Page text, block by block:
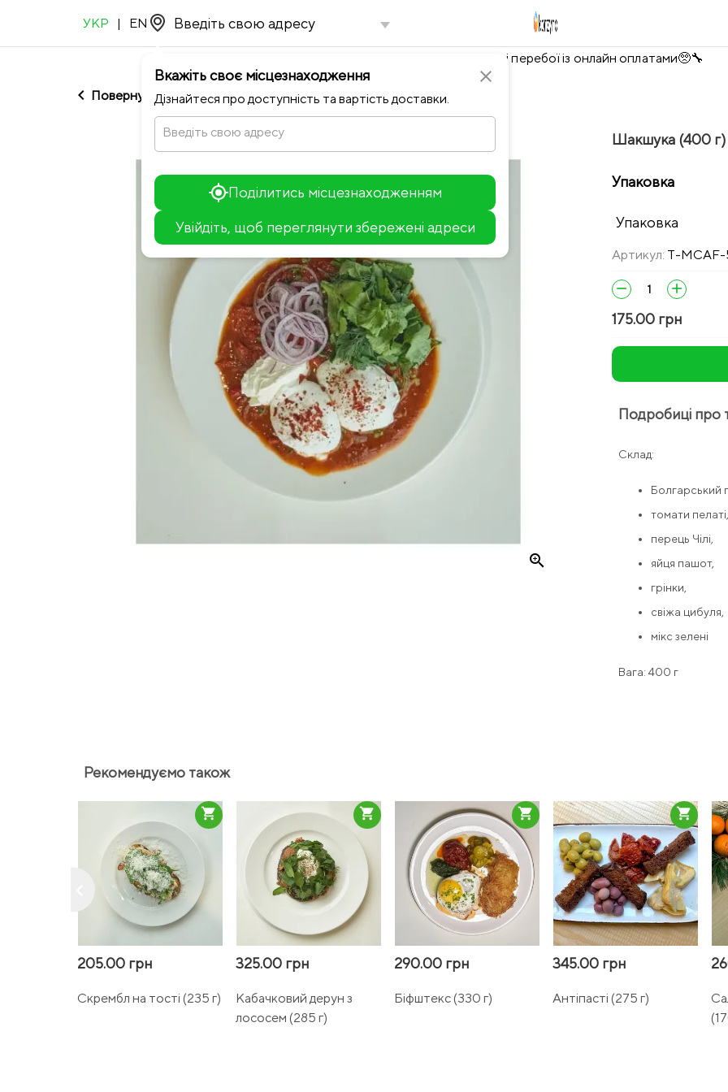
УКР | EN
close
Вкажіть своє місцезнаходження
Дізнайтеся про доступність та вартість доставки.
Введіть свою адресу
Поділитись місцезнаходженням
Увійдіть, щоб переглянути збережені адреси
−
Тимчасово можливі перебої із онлайн оплатами🥺🔧
chevron_left Повернутися до Міське Кафе 0352
zoom_in
Шакшука (400
Упаковка
Упаковка
Артикул: T-MCAF-
remove add
175.00 грн
Подробиці про
Склад:
Болгарський
томати пелаті,
перець Чілі,
яйця пашот,
грінки,
свіжа цибуля,
мікс зелені
Вага: 400 г
Рекомендуємо також
205.00 грн
Скрембл на тості (235 г)
shopping_cart
325.00 грн
Кабачковий дерун з
лососем (285 г)
shopping_cart
290.00 грн
Біфштекс (330 г)
shopping_cart
345.00 грн
Антіпасті (275 г)
shopping_cart